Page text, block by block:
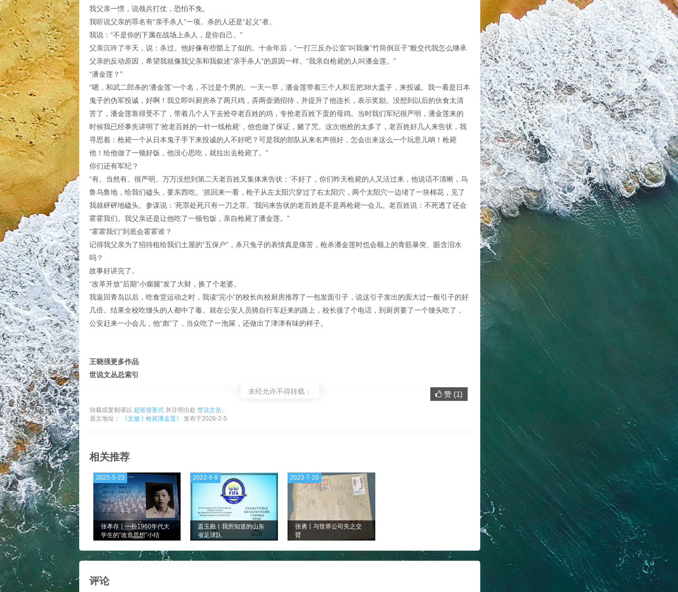
我父亲一愣，说领兵打仗，恐怕不免。
我听说父亲的罪名有“亲手杀人”一项。杀的人还是“起义”者。
我说：“不是你的下属在战场上杀人，是你自己。”
父亲沉吟了半天，说：杀过。他好像有些豁上了似的。十余年后，“一打三反办公室”叫我像“竹筒倒豆子”般交代我怎么继承
父亲的反动原因，希望我就像我父亲和我叙述“亲手杀人”的原因一样。“我亲自枪毙的人叫潘金莲。”
“潘金莲？”
“嗯，和武二郎杀的‘潘金莲’一个名，不过是个男的。一天一早，潘金莲带着三个人和五把38大盖子，来投诚。我一看是日本
鬼子的伪军投诚，好啊！我立即叫厨房杀了两只鸡，弄两壶酒招待，并提升了他连长，表示奖励。没想到以后的伙食太清
苦了，潘金莲靠得受不了，带着几个人下去抢夺老百姓的鸡，专抢老百姓下蛋的母鸡。当时我们军纪很严明，潘金莲来的
时候我已经事先讲明了‘抢老百姓的一针一线枪毙’，他也做了保证，赌了咒。这次他抢的太多了，老百姓好几人来告状，我
寻思着：枪毙一个从日本鬼子手下来投诚的人不好吧？可是我的部队从来名声很好，怎会出来这么一个玩意儿呐！枪毙
他！给他做了一顿好饭，他没心思吃，就拉出去枪毙了。”
你们还有军纪？
“有。当然有。很严明。万万没想到第二天老百姓又集体来告状：‘不好了，你们昨天枪毙的人又活过来，他说话不清晰，乌
鲁乌鲁地，给我们磕头，要东西吃。’抓回来一看，枪子从左太阳穴穿过了右太阳穴，两个太阳穴一边堵了一块棉花，见了
我就砰砰地磕头。参谋说：‘死罪处死只有一刀之罪。’我问来告状的老百姓是不是再枪毙一会儿。老百姓说：不死透了还会
霍霍我们。我父亲还是让他吃了一顿包饭，亲自枪毙了潘金莲。”
“霍霍我们”到底会霍霍谁？
记得我父亲为了招待租给我们土屋的“五保户”，杀只兔子的表情真是痛苦，枪杀潘金莲时也会额上的青筋暴突、眼含泪水
吗？
故事好讲完了。
“改革开放”后期“小瘸腿”发了大财，换了个老婆。
我返回青岛以后，吃食堂运动之时，我读“完小”的校长向校厨房推荐了一包发面引子，说这引子发出的面大过一般引子的好
几倍。结果全校吃馒头的人都中了毒。就在公安人员骑自行车赶来的路上，校长接了个电话，到厨房要了一个馒头吃了，
公安赶来一小会儿，他“彪”了，当众吃了一泡屎，还做出了津津有味的样子。
王晓强更多作品
世说文丛总索引
赞 (1)
未经允许不得转载：
转载或复制请以 超链接形式 并注明出处 世说文丛。
原文地址：
《文健丨枪毙潘金莲》 发布于2026-2-5
相关推荐
张孝存丨一份1960年代大
学生的“改造思想”小结
2025-5-23
盖玉殿丨我所知道的山东
省足球队
2022-6-8
张勇丨与世界公司失之交
臂
2023-7-20
评论